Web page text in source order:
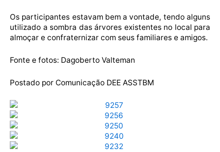
Os participantes estavam bem a vontade, tendo alguns
utilizado a sombra das árvores existentes no local para
almoçar e confraternizar com seus familiares e amigos.
Fonte e fotos: Dagoberto Valteman
Postado por Comunicação DEE ASSTBM